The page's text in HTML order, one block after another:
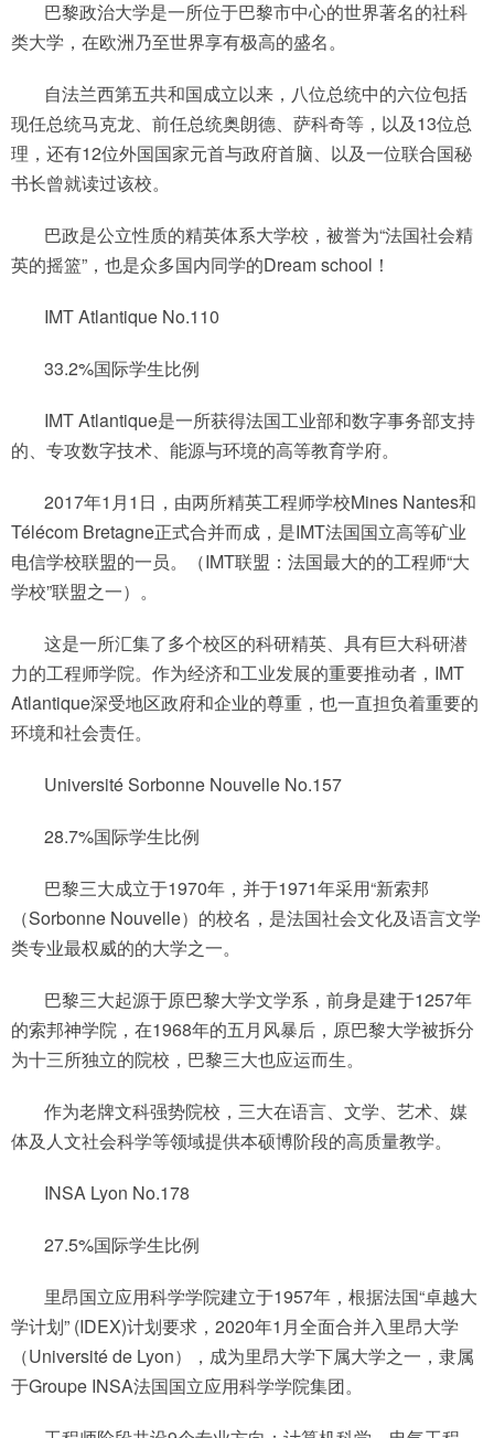
巴黎政治大学是一所位于巴黎市中心的世界著名的社科
类大学，在欧洲乃至世界享有极高的盛名。
自法兰西第五共和国成立以来，八位总统中的六位包括
现任总统马克龙、前任总统奥朗德、萨科奇等，以及13位总
理，还有12位外国国家元首与政府首脑、以及一位联合国秘
书长曾就读过该校。
巴政是公立性质的精英体系大学校，被誉为“法国社会精
英的摇篮”，也是众多国内同学的Dream school！
IMT Atlantique No.110
33.2%国际学生比例
IMT Atlantique是一所获得法国工业部和数字事务部支持
的、专攻数字技术、能源与环境的高等教育学府。
2017年1月1日，由两所精英工程师学校Mines Nantes和
Télécom Bretagne正式合并而成，是IMT法国国立高等矿业
电信学校联盟的一员。（IMT联盟：法国最大的的工程师“大
学校”联盟之一）。
这是一所汇集了多个校区的科研精英、具有巨大科研潜
力的工程师学院。作为经济和工业发展的重要推动者，IMT
Atlantique深受地区政府和企业的尊重，也一直担负着重要的
环境和社会责任。
Université Sorbonne Nouvelle No.157
28.7%国际学生比例
巴黎三大成立于1970年，并于1971年采用“新索邦
（Sorbonne Nouvelle）的校名，是法国社会文化及语言文学
类专业最权威的的大学之一。
巴黎三大起源于原巴黎大学文学系，前身是建于1257年
的索邦神学院，在1968年的五月风暴后，原巴黎大学被拆分
为十三所独立的院校，巴黎三大也应运而生。
作为老牌文科强势院校，三大在语言、文学、艺术、媒
体及人文社会科学等领域提供本硕博阶段的高质量教学。
INSA Lyon No.178
27.5%国际学生比例
里昂国立应用科学学院建立于1957年，根据法国“卓越大
学计划” (IDEX)计划要求，2020年1月全面合并入里昂大学
（Université de Lyon），成为里昂大学下属大学之一，隶属
于Groupe INSA法国国立应用科学学院集团。